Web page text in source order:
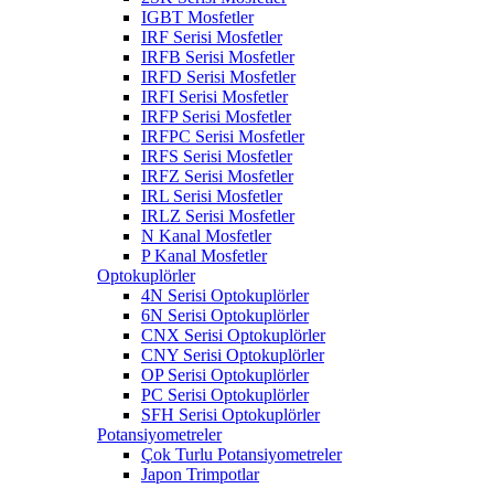
IGBT Mosfetler
IRF Serisi Mosfetler
IRFB Serisi Mosfetler
IRFD Serisi Mosfetler
IRFI Serisi Mosfetler
IRFP Serisi Mosfetler
IRFPC Serisi Mosfetler
IRFS Serisi Mosfetler
IRFZ Serisi Mosfetler
IRL Serisi Mosfetler
IRLZ Serisi Mosfetler
N Kanal Mosfetler
P Kanal Mosfetler
Optokuplörler
4N Serisi Optokuplörler
6N Serisi Optokuplörler
CNX Serisi Optokuplörler
CNY Serisi Optokuplörler
OP Serisi Optokuplörler
PC Serisi Optokuplörler
SFH Serisi Optokuplörler
Potansiyometreler
Çok Turlu Potansiyometreler
Japon Trimpotlar